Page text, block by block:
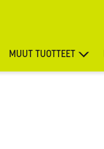
MUUT TUOTTEET